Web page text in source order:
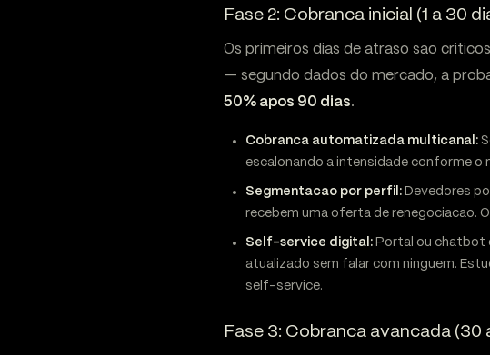
Fase 2: Cobranca inicial (1 a 30
Os primeiros dias de atraso sao
— segundo dados do mercado, a
50% apos 90 dias.
Cobranca automatizada multicanal:
escalonando a intensidade conforme o
Segmentacao por perfil: Devedores
recebem uma oferta de renegociacao.
Self-service digital: Portal ou chatbot
atualizado sem falar com ninguem.
self-service.
Fase 3: Cobranca avancada (30